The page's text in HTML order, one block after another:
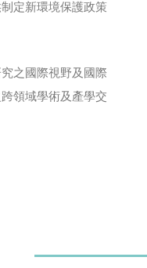
定新環境保護政策
之國際視野及國際
領域學術及產學交